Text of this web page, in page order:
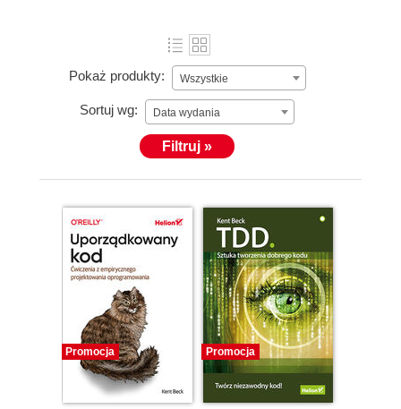
Pokaż produkty: Wszystkie
Sortuj wg: Data wydania
Filtruj »
Promocja Promocja